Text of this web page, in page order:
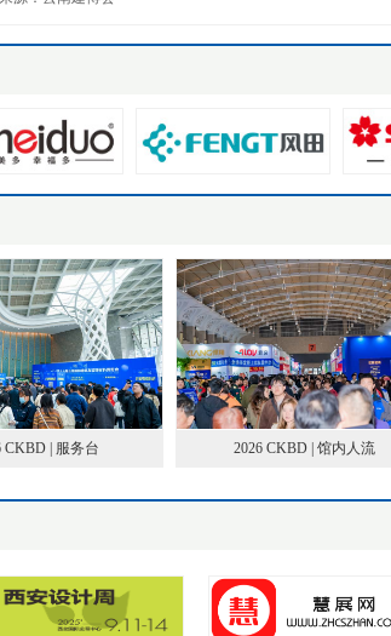
| 服务台 2026 CKBD | 馆内人流